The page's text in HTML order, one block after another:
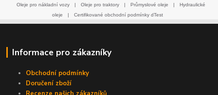
Oleje pro nákladní vozy
| Oleje pro traktory | Průmyslové oleje |
Hydraulické
oleje
| Certifikované obchodní podmínky dTest
Informace pro zákazníky
Obchodní podmínky
Doručení zboží